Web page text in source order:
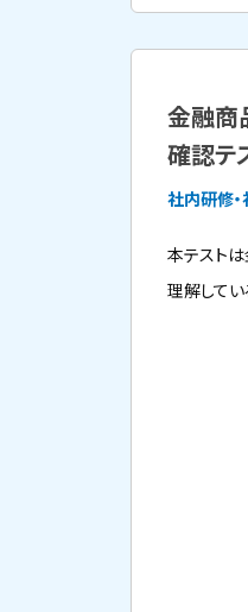
金融商
確認テ
社内研修
本テスト
理解してい